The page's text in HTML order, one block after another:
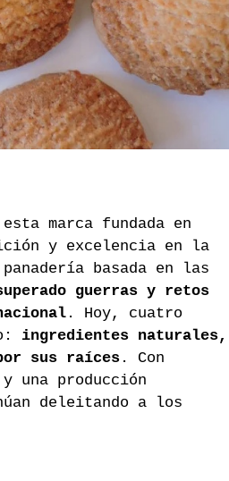
marca fundada en
y excelencia en la
basada en las
guerras y retos
. Hoy, cuatro
ingredientes naturales,
sus raíces . Con
una producción
deleitando a los